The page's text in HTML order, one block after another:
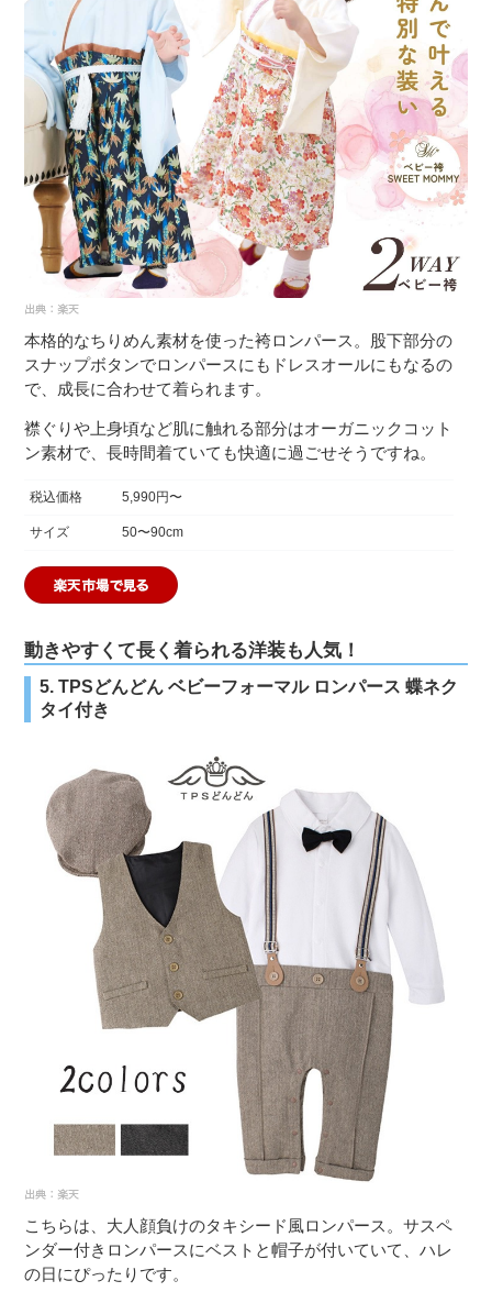
本格的なちりめん素材を使った袴ロンパース。股下部分の
スナップボタンでロンパースにもドレスオールにもなるの
で、成長に合わせて着られます。
襟ぐりや上身頃など肌に触れる部分はオーガニックコット
ン素材で、長時間着ていても快適に過ごせそうですね。
税込価格 5,990円〜
サイズ 50〜90cm
動きやすくて長く着られる洋装も人気！
5. TPSどんどん ベビーフォーマル ロンパース 蝶ネク
タイ付き
こちらは、大人顔負けのタキシード風ロンパース。サスペ
ンダー付きロンパースにベストと帽子が付いていて、ハレ
の日にぴったりです。